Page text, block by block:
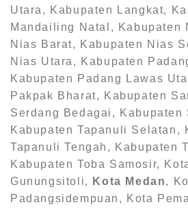
Utara, Kabupaten Langkat,
Mandailing Natal, Kabupaten
Nias Barat, Kabupaten Nias
Nias Utara, Kabupaten
Kabupaten Padang Lawas
Pakpak Bharat, Kabupaten
Serdang Bedagai, Kabupaten
Kabupaten Tapanuli Selatan,
Tapanuli Tengah, Kabupaten
Kabupaten Toba Samosir,
Gunungsitoli,
Kota Medan,
Padangsidempuan, Kota